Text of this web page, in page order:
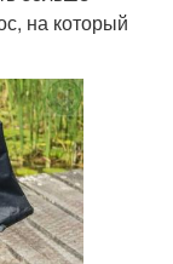
на который